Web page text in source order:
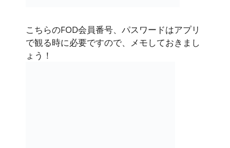
こちらのFOD会員番号、パスワードはアプリ
で観る時に必要ですので、メモしておきまし
ょう！